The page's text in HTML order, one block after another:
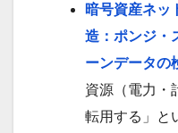
暗号資産ネッ
造：ポンジ・
ーンデータの
資源（電力・
転用する」と